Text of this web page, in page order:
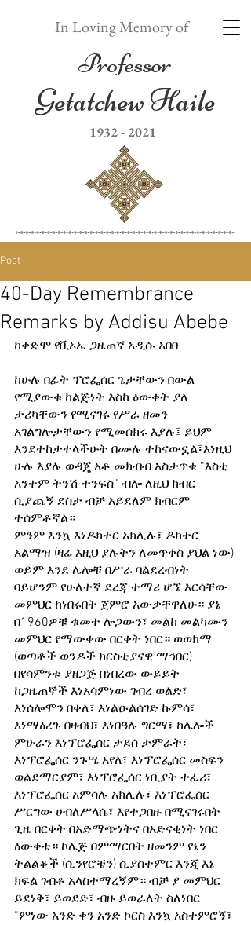
1932 - 2021
In Loving Memory of
Professor
Getatchew Haile
Post
40-Day Remembrance
Remarks by Addisu Abebe
ከቀድሞ የቪኦኤ ጋዜጠኛ አዲሱ አበበ
ከሁሉ በፊት ፕሮፌሰር ጌታቸውን በውል
የሚያውቁ ከልጅነት እስከ ዕውቀት ያለ
ታሪካቸውን የሚናገሩ የሥራ ዘመን
አገልግሎታቸውን የሚመሰክሩ እያሉ፤ ይህም
እንደተከታተላችሁት በሙሉ ተከናውኗል፤እነዚህ
ሁሉ እያሉ ወዳጄ አቶ መክብብ አስታጥቄ “እስቲ
አንተም ትንሽ ተንፍስ” ብሎ ለዚህ ክብር
ሲያጨኝ ደስታ ብቻ አይደለም ክብርም
ተሰምቶኛል።
ምንም እንኳ እነዶክተር አክሊሉ፣ ዶክተር
አልማዝ (ዛሬ እዚህ ያሉትን ለመጥቀስ ያህል ነው)
ወይም እንደ ሌሎቹ በሥራ ባልደረብነት
ባይሆንም የሁለተኛ ደረጃ ተማሪ ሆኜ እርሳቸው
መምህር ከነበሩበት ጀምሮ አውቃቸዋለሁ። ያኔ
በ1960ዎቹ ቁመተ ሎጋውን፣ መልከ መልካሙን
መምህር የማውቀው በርቀት ነበር። ወወክማ
(ወጣቶች ወንዶች ክርስቲያናዊ ማኅበር)
በየሳምንቱ ያዘጋጅ በነበረው ውይይት
ከጋዜጠኞች እነአሳምነው ገብረ ወልድ፣
እነሰሎሞን በቀለ፣ እነልዑልሰገድ ኩምሳ፣
እነማዕረጉ በዛብህ፣ እነበዓሉ ግርማ፣ ከሌሎች
ምሁራን እነፕሮፌሰር ታደሰ ታምራት፣
እነፕሮፌሰር ንጉሤ አየለ፣ እነፕሮፌሰር መስፍን
ወልደማርያም፣ እነፕሮፌሰር ነቢያት ተፈሪ፣
እነፕሮፌሰር አምሳሉ አክሊሉ፣ እነፕሮፌሰር
ሥርግው ሀብለሥላሴ፣ እየተጋበዙ በሚናገሩበት
ጊዜ በርቀት በአድማጭነትና በአድናቂነት ነበር
ዕውቀቴ። ኮሌጅ በምማርበት ዘመንም የኔን
ትልልቆች (ሲንየሮቼን) ሲያስተምር እንጂ እኔ
ክፍል ገብቶ አላስተማረኝም። ብቻ ያ መምህር
ይደነቅ፣ ይወደድ፣ ብዙ ይወራለት ስለነበር
“ምነው አንድ ቀን አንድ ኮርስ እንኳ አስተምሮኝ፣